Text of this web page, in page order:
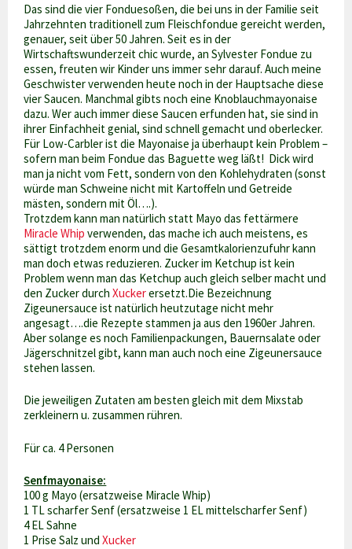
Das sind die vier Fonduesoßen, die bei uns in der Familie seit
Jahrzehnten traditionell zum Fleischfondue gereicht werden,
genauer, seit über 50 Jahren. Seit es in der
Wirtschaftswunderzeit chic wurde, an Sylvester Fondue zu
essen, freuten wir Kinder uns immer sehr darauf. Auch meine
Geschwister verwenden heute noch in der Hauptsache diese
vier Saucen. Manchmal gibts noch eine Knoblauchmayonaise
dazu. Wer auch immer diese Saucen erfunden hat, sie sind in
ihrer Einfachheit genial, sind schnell gemacht und oberlecker.
Für Low-Carbler ist die Mayonaise ja überhaupt kein Problem –
sofern man beim Fondue das Baguette weg läßt! Dick wird
man ja nicht vom Fett, sondern von den Kohlehydraten (sonst
würde man Schweine nicht mit Kartoffeln und Getreide
mästen, sondern mit Öl….).
Trotzdem kann man natürlich statt Mayo das fettärmere
Miracle Whip verwenden, das mache ich auch meistens, es
sättigt trotzdem enorm und die Gesamtkalorienzufuhr kann
man doch etwas reduzieren. Zucker im Ketchup ist kein
Problem wenn man das Ketchup auch gleich selber macht und
den Zucker durchXuckerersetzt.Die Bezeichnung
Zigeunersauce ist natürlich heutzutage nicht mehr
angesagt….die Rezepte stammen ja aus den 1960er Jahren.
Aber solange es noch Familienpackungen, Bauernsalate oder
Jägerschnitzel gibt, kann man auch noch eine Zigeunersauce
stehen lassen.
Die jeweiligen Zutaten am besten gleich mit dem Mixstab
zerkleinern u. zusammen rühren.
Für ca. 4 Personen
Senfmayonaise:
100 g Mayo (ersatzweise Miracle Whip)
1 TL scharfer Senf (ersatzweise 1 EL mittelscharfer Senf)
4 EL Sahne
1 Prise Salz undXucker